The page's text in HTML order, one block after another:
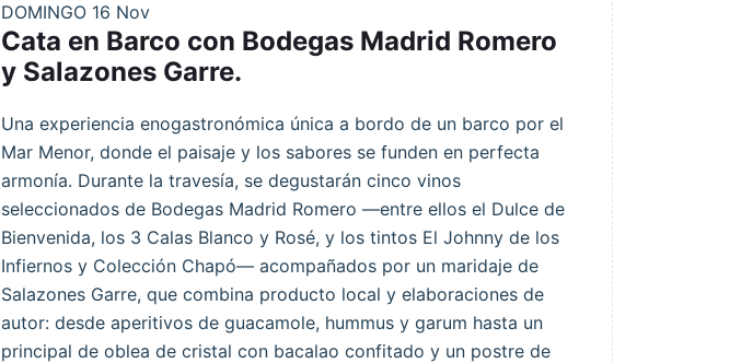
DOMINGO 16 Nov
Cata en Barco con Bodegas Madrid Romero
y Salazones Garre.
Una experiencia enogastronómica única a bordo de un barco por el
Mar Menor, donde el paisaje y los sabores se funden en perfecta
armonía. Durante la travesía, se degustarán cinco vinos
seleccionados de Bodegas Madrid Romero —entre ellos el Dulce de
Bienvenida, los 3 Calas Blanco y Rosé, y los tintos El Johnny de los
Infiernos y Colección Chapó— acompañados por un maridaje de
Salazones Garre, que combina producto local y elaboraciones de
autor: desde aperitivos de guacamole, hummus y garum hasta un
principal de oblea de cristal con bacalao confitado y un postre de